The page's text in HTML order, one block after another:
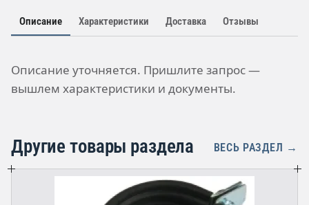
Описание Характеристики Доставка Отзывы
Описание уточняется. Пришлите запрос —
вышлем характеристики и документы.
Другие товары раздела ВЕСЬ РАЗДЕЛ →